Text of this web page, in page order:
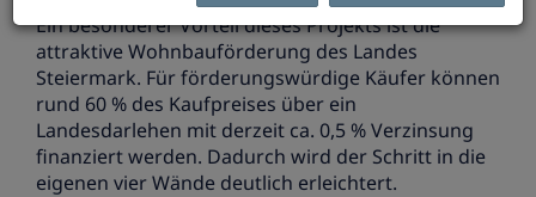
Ein besonderer Vorteil dieses Projekts ist die
attraktive Wohnbauförderung des Landes
Steiermark. Für förderungswürdige Käufer können
rund 60 % des Kaufpreises über ein
Landesdarlehen mit derzeit ca. 0,5 % Verzinsung
finanziert werden. Dadurch wird der Schritt in die
eigenen vier Wände deutlich erleichtert.